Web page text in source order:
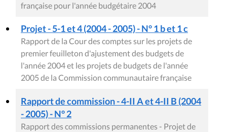
française pour l'année budgétaire 2004
Projet - 5-1 et 4 (2004 - 2005) - N° 1 b et 1 c
Rapport de la Cour des comptes sur les projets de
premier feuilleton d'ajustement des budgets de
l'année 2004 et les projets de budgets de l'année
2005 de la Commission communautaire française
Rapport de commission - 4-II A et 4-II B (2004
- 2005) - N° 2
Rapport des commissions permanentes - Projet de